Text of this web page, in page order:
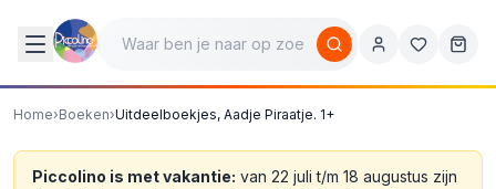
Home›Boeken›Uitdeelboekjes, Aadje Piraatje. 1+
Piccolino is met vakantie: van 22 juli t/m 18 augustus zijn